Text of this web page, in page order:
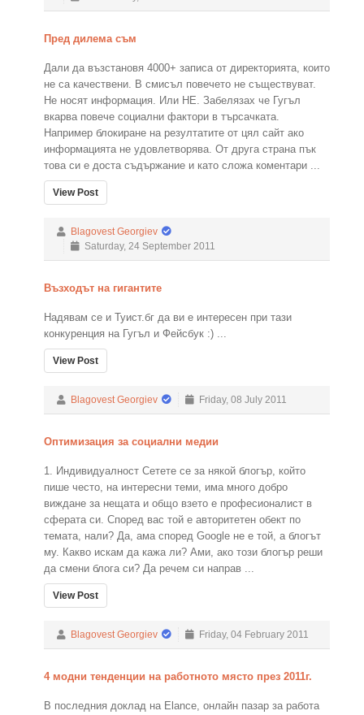
Пред дилема съм
Дали да възстановя 4000+ записа от директорията, които
не са качествени. В смисъл повечето не съществуват.
Не носят информация. Или НЕ. Забелязах че Гугъл
вкарва повече социални фактори в търсачката.
Например блокиране на резултатите от цял сайт ако
информацията не удовлетворява. От друга страна пък
това си е доста съдържание и като сложа коментари ...
View Post
Blagovest Georgiev
Saturday, 24 September 2011
Възходът на гигантите
Надявам се и Туист.бг да ви е интересен при тази
конкуренция на Гугъл и Фейсбук :) ...
View Post
Blagovest Georgiev Friday, 08 July 2011
Оптимизация за социални медии
1. Индивидуалност Сетете се за някой блогър, който
пише често, на интересни теми, има много добро
виждане за нещата и общо взето е професионалист в
сферата си. Според вас той е авторитетен обект по
темата, нали? Да, ама според Google не е той, а блогът
му. Какво искам да кажа ли? Ами, ако този блогър реши
да смени блога си? Да речем си направ ...
View Post
Blagovest Georgiev Friday, 04 February 2011
4 модни тенденции на работното място през 2011г.
В последния доклад на Elance, онлайн пазар за работа